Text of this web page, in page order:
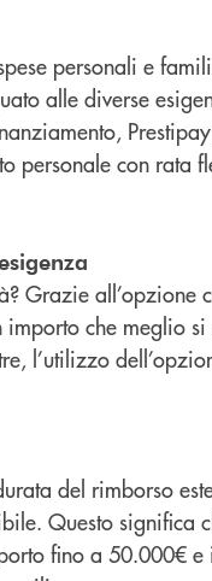
personali e
alle diverse
personale con rata
Grazie
che meglio
l’utilizzo
del rimborso
Questo significa
fino a 50.000€